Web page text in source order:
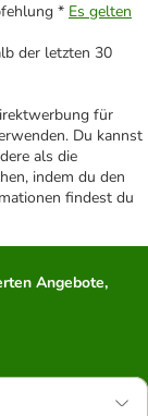
* Es gelten
der letzten 30
für
Du kannst
als die
indem du den
findest du
Angebote,